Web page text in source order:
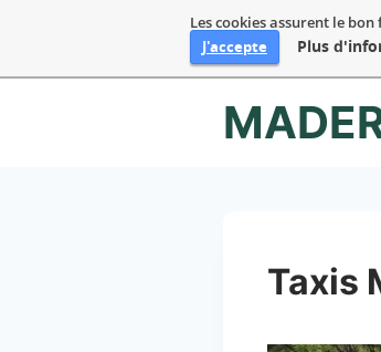
Les cookies assurent le
J'accepte
Plus
Taxis